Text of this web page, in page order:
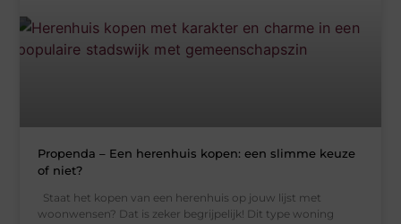
Propenda – Een herenhuis kopen: een slimme keuze
of niet?
Staat het kopen van een herenhuis op jouw lijst met
woonwensen? Dat is zeker begrijpelijk! Dit type woning